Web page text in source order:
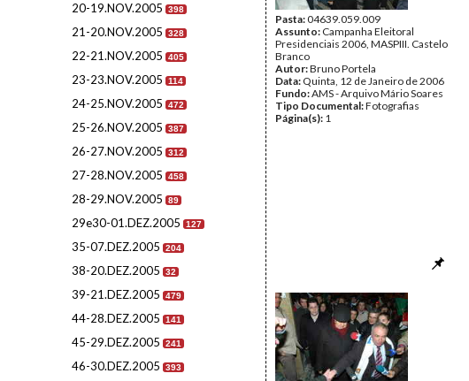
20-19.NOV.2005 398
21-20.NOV.2005 328
22-21.NOV.2005 405
23-23.NOV.2005 114
24-25.NOV.2005 472
25-26.NOV.2005 387
26-27.NOV.2005 312
27-28.NOV.2005 458
28-29.NOV.2005 89
29e30-01.DEZ.2005 127
35-07.DEZ.2005 204
38-20.DEZ.2005 32
39-21.DEZ.2005 479
44-28.DEZ.2005 141
45-29.DEZ.2005 241
46-30.DEZ.2005 393
Pasta:04639.059.009
Assunto: Campanha Eleitoral
Presidenciais 2006, MASPIII. Castelo
Branco
Autor:Bruno Portela
Data: Quinta, 12 de Janeiro de 2006
Fundo:AMS - Arquivo Mário Soares
Tipo Documental:Fotografias
Página(s): 1